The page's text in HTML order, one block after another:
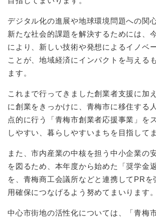
デジタル化の進展や地球環境問題への関
新たな社会的課題を解決するためには、
により、新しい技術や発想によるイノベ
ことが、地域経済にインパクトを与える
ます。
これまで行ってきました創業者支援に加
に創業をきっかけに、青梅市に移住する
点的に行う「青梅市創業者応援事業」を
しやすい、暮らしやすいまちを目指して
また、市内産業の中核を担う中小企業の
を図るため、本年度から始めた「奨学金
を、青梅商工会議所などと連携してPRを
用確保につなげるよう努めてまいります。
中心市街地の活性化については、「青梅